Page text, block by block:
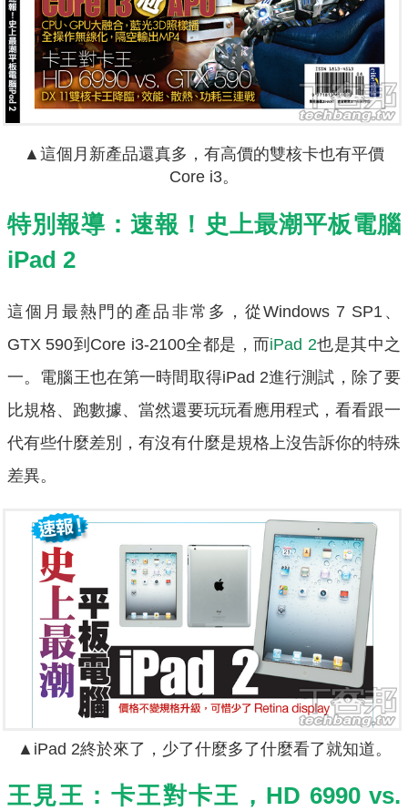
▲這個月新產品還真多，有高價的雙核卡也有平價
Core i3。
特別報導：速報！史上最潮平板電腦
iPad 2
這個月最熱門的產品非常多，從Windows 7 SP1、
GTX 590到Core i3-2100全都是，而iPad 2也是其中之
一。電腦王也在第一時間取得iPad 2進行測試，除了要
比規格、跑數據、當然還要玩玩看應用程式，看看跟一
代有些什麼差別，有沒有什麼是規格上沒告訴你的特殊
差異。
▲iPad 2終於來了，少了什麼多了什麼看了就知道。
王見王：卡王對卡王，HD 6990 vs.